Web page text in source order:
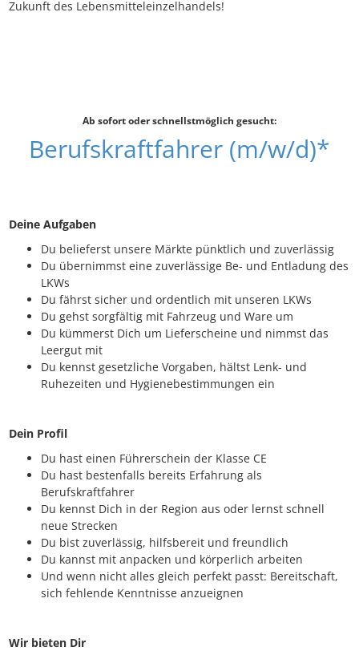
Zukunft des Lebensmitteleinzelhandels!
Ab sofort oder schnellstmöglich gesucht:
Berufskraftfahrer (m/w/d)*
Deine Aufgaben
Du belieferst unsere Märkte pünktlich und zuverlässig
Du übernimmst eine zuverlässige Be- und Entladung des
LKWs
Du fährst sicher und ordentlich mit unseren LKWs
Du gehst sorgfältig mit Fahrzeug und Ware um
Du kümmerst Dich um Lieferscheine und nimmst das
Leergut mit
Du kennst gesetzliche Vorgaben, hältst Lenk- und
Ruhezeiten und Hygienebestimmungen ein
Dein Profil
Du hast einen Führerschein der Klasse CE
Du hast bestenfalls bereits Erfahrung als
Berufskraftfahrer
Du kennst Dich in der Region aus oder lernst schnell
neue Strecken
Du bist zuverlässig, hilfsbereit und freundlich
Du kannst mit anpacken und körperlich arbeiten
Und wenn nicht alles gleich perfekt passt: Bereitschaft,
sich fehlende Kenntnisse anzueignen
Wir bieten Dir